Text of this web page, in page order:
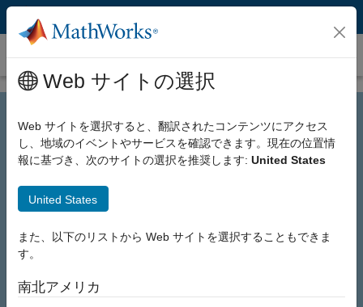
コンテンツへスキップ
MATLAB Tech Talks
Learn Engineering Fundamentals with
MATLAB Tech Talks
MATLAB Tech Talks
accessible videos—no advanced math required.
Web サイトの選択
Web サイトを選択すると、翻訳されたコンテンツにアクセス
し、地域のイベントやサービスを確認できます。現在の位置情
報に基づき、次のサイトの選択を推奨します: United States
United States
また、以下のリストから Web サイトを選択することもできま
す。
南北アメリカ